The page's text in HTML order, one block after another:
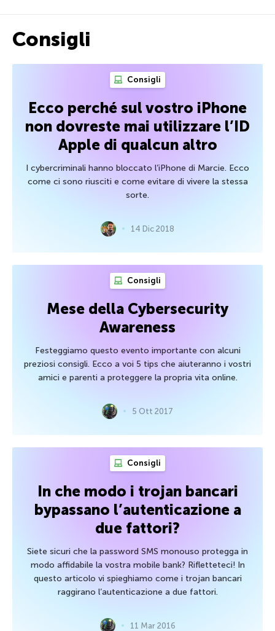
Consigli
Consigli
Ecco perché sul vostro iPhone
non dovreste mai utilizzare l’ID
Apple di qualcun altro
I cybercriminali hanno bloccato l’iPhone di Marcie. Ecco
come ci sono riusciti e come evitare di vivere la stessa
sorte.
14 Dic 2018
Consigli
Mese della Cybersecurity
Awareness
Festeggiamo questo evento importante con alcuni
preziosi consigli. Ecco a voi 5 tips che aiuteranno i vostri
amici e parenti a proteggere la propria vita online.
5 Ott 2017
Consigli
In che modo i trojan bancari
bypassano l’autenticazione a
due fattori?
Siete sicuri che la password SMS monouso protegga in
modo affidabile la vostra mobile bank? Rifletteteci! In
questo articolo vi spieghiamo come i trojan bancari
raggirano l’autenticazione a due fattori.
11 Mar 2016